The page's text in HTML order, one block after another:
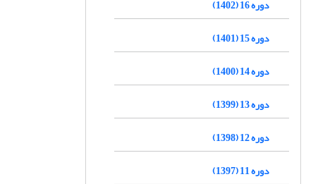
دوره 16 (1402)
دوره 15 (1401)
دوره 14 (1400)
دوره 13 (1399)
دوره 12 (1398)
دوره 11 (1397)